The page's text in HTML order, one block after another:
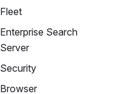
Fleet
Enterprise Search
Server
Security
Browser